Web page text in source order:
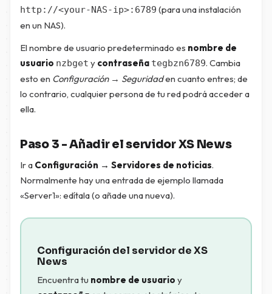
http://<your-NAS-ip>:6789 (para una instalación
en un NAS).
El nombre de usuario predeterminado es nombre de
usuario nzbget y contraseña tegbzn6789. Cambia
esto en Configuración → Seguridaden cuanto entres; de
lo contrario, cualquier persona de tu red podrá acceder a
ella.
Paso 3 - Añadir el servidor XS News
Ir a Configuración → Servidores de noticias.
Normalmente hay una entrada de ejemplo llamada
«Server1»: edítala (o añade una nueva).
Configuración del servidor de XS
News
Encuentra tu nombre de usuario y